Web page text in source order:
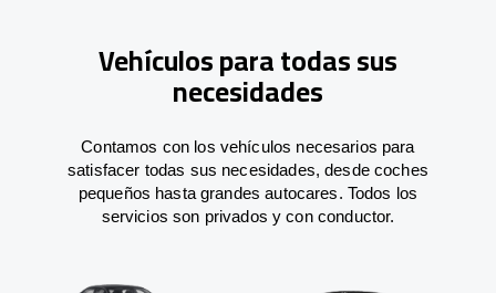
Vehículos para todas sus
necesidades
Contamos con los vehículos necesarios para
satisfacer todas sus necesidades, desde coches
pequeños hasta grandes autocares. Todos los
servicios son privados y con conductor.